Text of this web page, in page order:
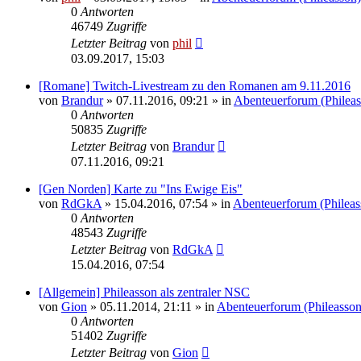
0 Antworten
46749 Zugriffe
Letzter Beitrag von phil
03.09.2017, 15:03
[Romane] Twitch-Livestream zu den Romanen am 9.11.2016
von Brandur» 07.11.2016, 09:21 » in Abenteuerforum
0 Antworten
50835 Zugriffe
Letzter Beitrag von Brandur
07.11.2016, 09:21
[Gen Norden] Karte zu "Ins Ewige Eis"
von RdGkA » 15.04.2016, 07:54 » in Abenteuerforum
0 Antworten
48543 Zugriffe
Letzter Beitrag von RdGkA
15.04.2016, 07:54
[Allgemein] Phileasson als zentraler NSC
von Gion » 05.11.2014, 21:11 » in Abenteuerforum
0 Antworten
51402 Zugriffe
Letzter Beitrag von Gion